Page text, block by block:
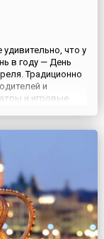
что у
в году — День
Традиционно
и
и игровые